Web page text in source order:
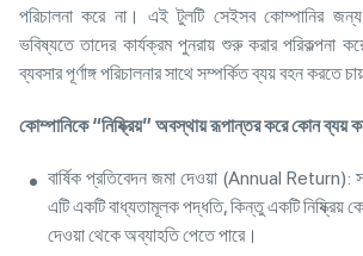
পরিচালনা করে না। এই টুলটি সেইসব কোম্পানির জন্য
ভবিষ্যতে তাদের কার্যক্রম পুনরায় শুরু করার পরিকল্পনা
ব্যবসার পূর্ণাঙ্গ পরিচালনার সাথে সম্পর্কিত ব্যয় বহন করতে
কোম্পানিকে “নিষ্ক্রিয়” অবস্থায় রূপান্তর করে কোন ব্যয়
বার্ষিক প্রতিবেদন জমা দেওয়া (Annual Return):
এটি একটি বাধ্যতামূলক পদ্ধতি, কিন্তু একটি নিষ্ক্রিয়
দেওয়া থেকে অব্যাহতি পেতে পারে।